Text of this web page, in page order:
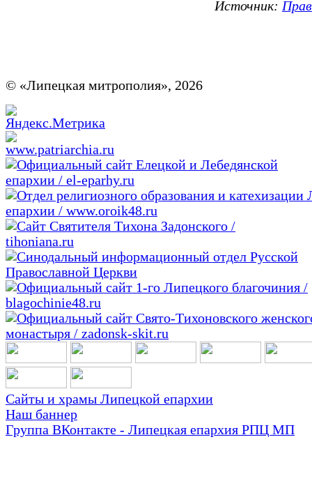
Источник:
© «Липецкая митрополия», 2026
Сайты и храмы Липецкой епархии
Наш баннер
Группа ВКонтакте - Липецкая епархия РПЦ МП